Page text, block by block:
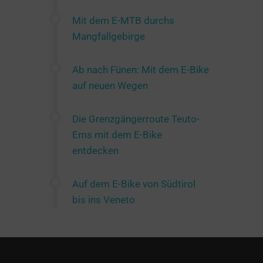
Mit dem E-MTB durchs
Mangfallgebirge
Ab nach Fünen: Mit dem E-Bike
auf neuen Wegen
Die Grenzgängerroute Teuto-
Ems mit dem E-Bike
entdecken
Auf dem E-Bike von Südtirol
bis ins Veneto